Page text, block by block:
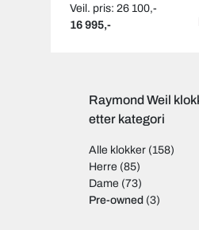
Veil. pris: 26 100,-
16 995,-
Raymond Weil
etter kategori
Alle klokker (158)
Herre (85)
Dame (73)
Pre-owned (3)